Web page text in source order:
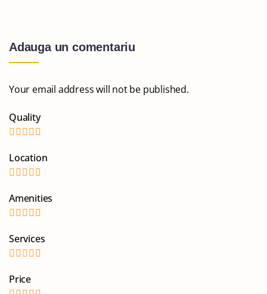
Adauga un comentariu
Your email address will not be published.
Quality
Location
Amenities
Services
Price